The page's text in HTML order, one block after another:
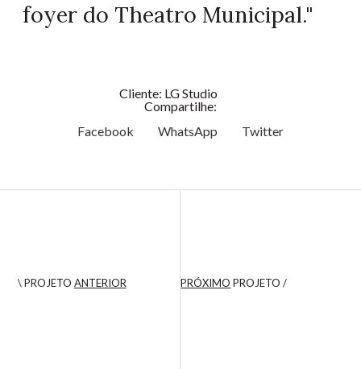
foyer do Theatro Municipal."
Cliente: LG Studio
Compartilhe:
Facebook
WhatsApp Twitter
\ PROJETO ANTERIOR PRÓXIMO PROJETO /